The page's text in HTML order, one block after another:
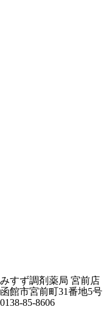
みすず調剤薬局 宮前店
函館市宮前町31番地5号
0138-85-8606